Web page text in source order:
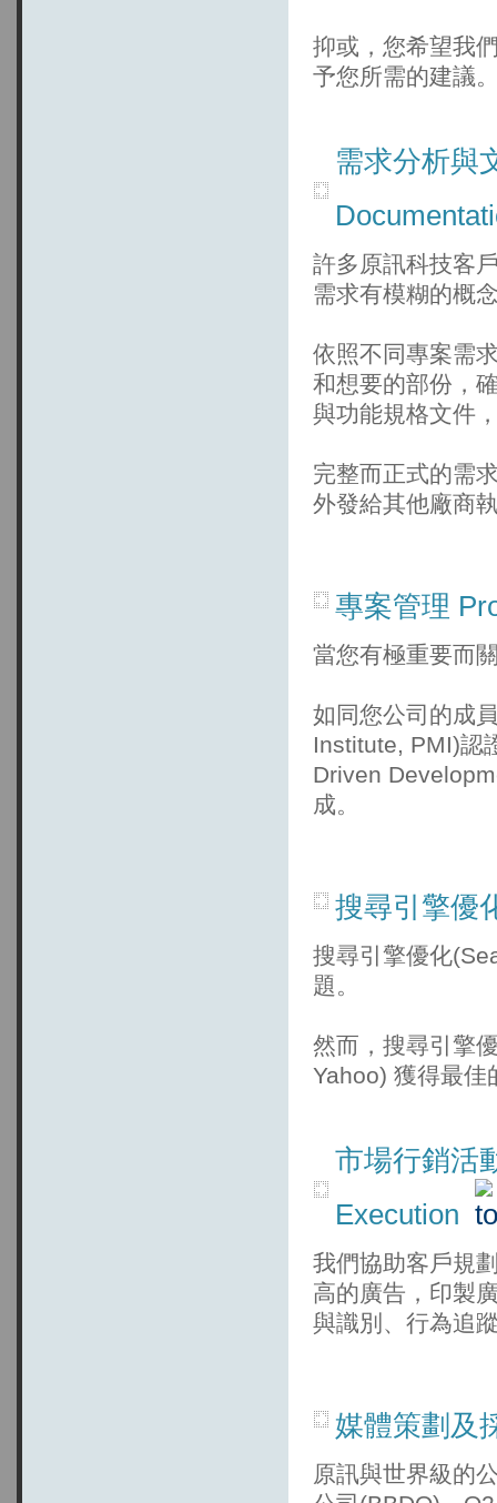
抑或，您希望我
予您所需的建議
需求分析與
許多原訊科技客
需求有模糊的概
依照不同專案需
和想要的部份，
與功能規格文件
完整而正式的需
外發給其他廠商
專案管理
當您有極重要而
如同您公司的成
Institute, PMI)認
Driven
成。
搜尋引擎優
搜尋引擎優化
題。
然而，搜尋引擎
Yahoo) 獲得最佳
市場行銷活
Execution
我們協助客戶規
高的廣告，印製
與識別、行為追
媒體策劃及
原訊與世界級的